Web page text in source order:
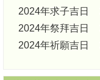
2024年求子吉日
2024年祭拜吉日
2024年祈願吉日